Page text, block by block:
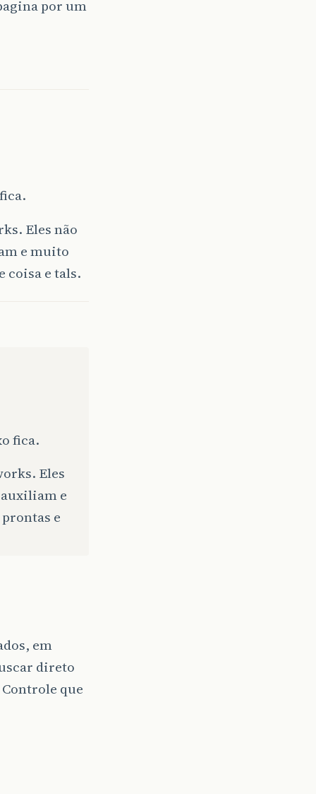
por um
Eles não
e muito
coisa e tals.
fica.
Eles
auxiliam e
e
em
direto
que